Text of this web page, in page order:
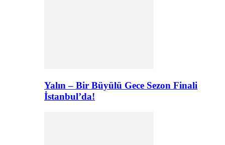
Yalın – Bir Büyülü Gece Sezon Finali
İstanbul’da!